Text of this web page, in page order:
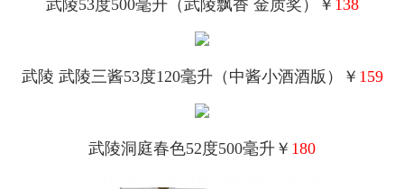
武陵53度500毫升（武陵飘香 金质奖）￥ 138
武陵 武陵三酱53度120毫升（中酱小酒酒版）￥ 159
武陵洞庭春色52度500毫升￥ 180